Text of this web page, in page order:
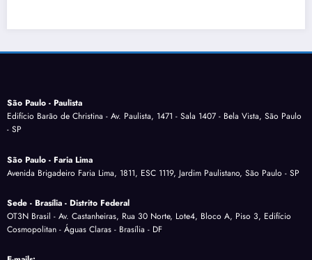
São Paulo - Paulista
Edifício Barão de Christina - Av. Paulista, 1471 - Sala 1407 - Bela Vista, São Paulo
- SP
São Paulo - Faria Lima
Avenida Brigadeiro Faria Lima, 1811, ESC 1119, Jardim Paulistano, São Paulo - SP
Sede - Brasília - Distrito Federal
OT3N Brasil - Av. Castanheiras, Rua 30 Norte, Lote4, Bloco A, Piso 3, Edifício
Cosmopolitan - Águas Claras - Brasília - DF